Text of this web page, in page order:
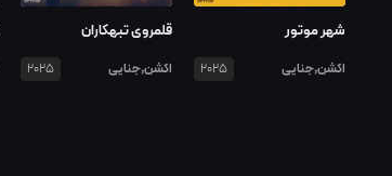
شهر موتور
اکشن,جنایی 2025
قلمروی تبهکاران
اکشن,جنایی 2025